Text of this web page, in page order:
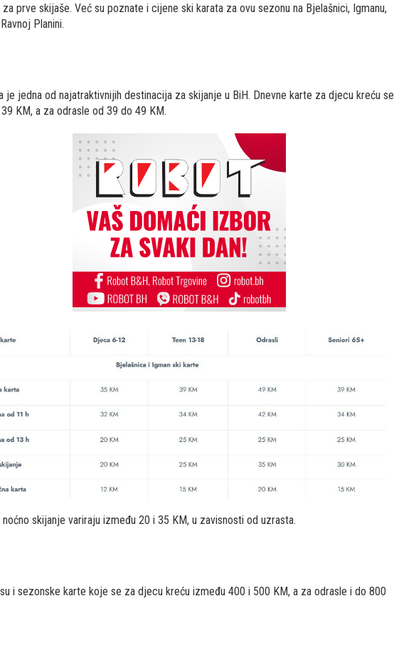
prve skijaše. Već su poznate i cijene ski karata za ovu sezonu na Bjelašnici, Igmanu,
Planini.
je jedna od najatraktivnijih destinacija za skijanje u BiH. Dnevne karte za djecu kreću se
KM, a za odrasle od 39 do 49 KM.
skijanje variraju između 20 i 35 KM, u zavisnosti od uzrasta.
i sezonske karte koje se za djecu kreću između 400 i 500 KM, a za odrasle i do 800